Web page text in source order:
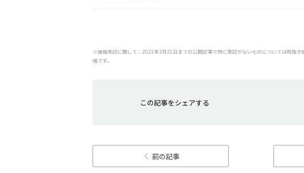
※価格表記に関して：2021年3月31日までの公開記事で特に表記がないものについては税抜
格です。
この記事をシェアする
前の記事